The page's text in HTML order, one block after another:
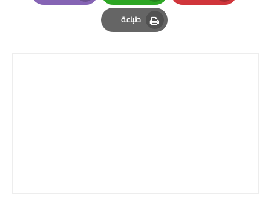
العامة
Pinterest
Whatsapp
Email
طباعة
Print